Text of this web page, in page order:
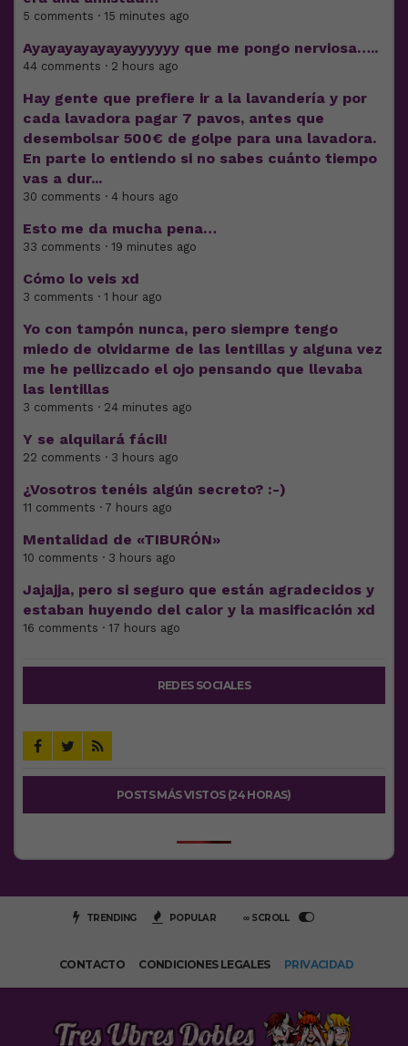
5 comments · 15 minutes ago
Ayayayayayayayyyyyy que me pongo nerviosa…..
44 comments · 2 hours ago
Hay gente que prefiere ir a la lavandería y por
cada lavadora pagar 7 pavos, antes que
desembolsar 500€ de golpe para una lavadora.
En parte lo entiendo si no sabes cuánto tiempo
vas a dur...
30 comments · 4 hours ago
Esto me da mucha pena…
33 comments · 19 minutes ago
Cómo lo veis xd
3 comments · 1 hour ago
Yo con tampón nunca, pero siempre tengo
miedo de olvidarme de las lentillas y alguna vez
me he pellizcado el ojo pensando que llevaba
las lentillas
3 comments · 24 minutes ago
Y se alquilará fácil!
22 comments · 3 hours ago
¿Vosotros tenéis algún secreto? :-)
11 comments · 7 hours ago
Mentalidad de «TIBURÓN»
10 comments · 3 hours ago
Jajajja, pero si seguro que están agradecidos y
estaban huyendo del calor y la masificación xd
16 comments · 17 hours ago
REDES SOCIALES
POSTS MÁS VISTOS (24 HORAS)
TRENDING POPULAR ∞ SCROLL
CONTACTO CONDICIONES LEGALES PRIVACIDAD